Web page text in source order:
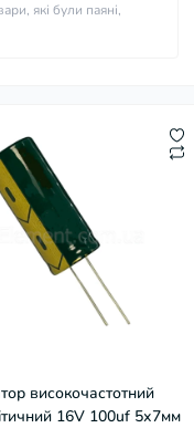
які були паяні,
високочастотний
16V 100uf 5х7мм